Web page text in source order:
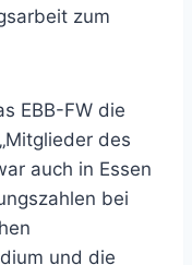
zum
EBB-FW die
des
auch in Essen
bei
und die